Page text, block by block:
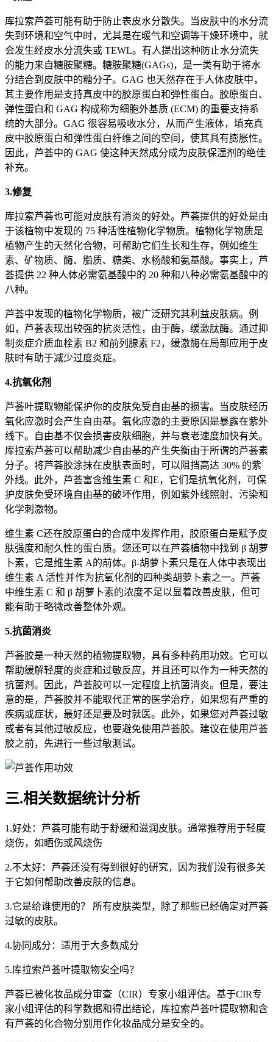
库拉索芦荟可能有助于防止表皮水分散失。当皮肤中的水分流
失到环境和空气中时，尤其是在暖气和空调等干燥环境中，就
会发生经皮水分流失或 TEWL。有人提出这种防止水分流失
的能力来自糖胺聚糖。糖胺聚糖(GAGs)，是一类有助于将水
分结合到皮肤中的糖分子。GAG 也天然存在于人体皮肤中，
其主要作用是支持真皮中的胶原蛋白和弹性蛋白。胶原蛋白、
弹性蛋白和 GAG 构成称为细胞外基质 (ECM) 的重要支持系
统的大部分。GAG 很容易吸收水分，从而产生液体，填充真
皮中胶原蛋白和弹性蛋白纤维之间的空间，使其具有膨胀性。
因此，芦荟中的 GAG 使这种天然成分成为皮肤保湿剂的绝佳
补充。
3.修复
库拉索芦荟也可能对皮肤有消炎的好处。芦荟提供的好处是由
于该植物中发现的 75 种活性植物化学物质。植物化学物质是
植物产生的天然化合物，可帮助它们生长和生存，例如维生
素、矿物质、酶、脂质、糖类、水杨酸和氨基酸。事实上，芦
荟提供 22 种人体必需氨基酸中的 20 种和八种必需氨基酸中的
八种。
芦荟中发现的植物化学物质，被广泛研究其利益皮肤病。例
如，芦荟表现出较强的抗炎活性，由于酶，缓激肽酶。通过抑
制炎症介质血栓素 B2 和前列腺素 F2，缓激酶在局部应用于皮
肤时有助于减少过度炎症。
4.抗氧化剂
芦荟叶提取物能保护你的皮肤免受自由基的损害。当皮肤经历
氧化应激时会产生自由基。氧化应激的主要原因是暴露在紫外
线下。自由基不仅会损害皮肤细胞，并与衰老速度加快有关。
库拉索芦荟可以帮助减少自由基的产生失衡由于所谓的芦荟素
分子。将芦荟胶涂抹在皮肤表面时，可以阻挡高达 30% 的紫
外线。此外，芦荟富含维生素 C 和E，它们是抗氧化剂，可保
护皮肤免受环境自由基的破坏作用，例如紫外线照射、污染和
化学刺激物。
维生素 C还在胶原蛋白的合成中发挥作用，胶原蛋白是赋予皮
肤强度和耐久性的蛋白质。您还可以在芦荟植物中找到 β 胡萝
卜素，它是维生素 A的前体。β-胡萝卜素只是在人体中表现出
维生素 A 活性并作为抗氧化剂的四种类胡萝卜素之一。芦荟
中维生素 C 和 β 胡萝卜素的浓度不足以显着改善皮肤，但可
能有助于略微改善整体外观。
5.抗菌消炎
芦荟胶是一种天然的植物提取物，具有多种药用功效。它可以
帮助缓解轻度的炎症和过敏反应，并且还可以作为一种天然的
抗菌剂。因此，芦荟胶可以一定程度上抗菌消炎。但是，要注
意的是，芦荟胶并不能取代正常的医学治疗，如果您有严重的
疾病或症状，最好还是要及时就医。此外，如果您对芦荟过敏
或者有其他过敏反应，也要避免使用芦荟胶。建议在使用芦荟
胶之前，先进行一些过敏测试。
三.相关数据统计分析
1.好处：芦荟可能有助于舒缓和滋润皮肤。通常推荐用于轻度
烧伤，如晒伤或风烧伤
2.不太好：芦荟还没有得到很好的研究，因为我们没有很多关
于它如何帮助改善皮肤的信息。
3.它是给谁使用的？ 所有皮肤类型，除了那些已经确定对芦荟
过敏的皮肤。
4.协同成分：适用于大多数成分
5.库拉索芦荟叶提取物安全吗？
芦荟已被化妆品成分审查（CIR）专家小组评估。基于CIR专
家小组评估的科学数据和得出结论，库拉索芦荟叶提取物和含
有芦荟的化合物分别用作化妆品成分是安全的。